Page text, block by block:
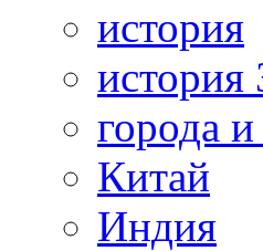
история
история
города
Китай
Индия